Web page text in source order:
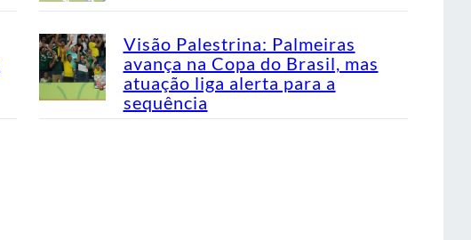
Visão Palestrina: Palmeiras
avança na Copa do Brasil, mas
atuação liga alerta para a
sequência